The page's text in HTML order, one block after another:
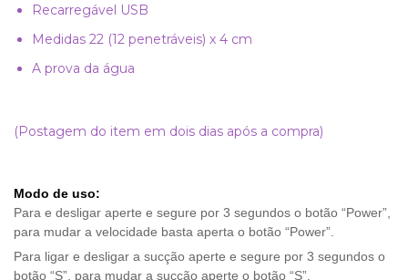
Recarregável USB
Medidas 22 (12 penetráveis) x 4 cm
A prova da água
(Postagem do item em dois dias após a compra)
Modo de uso:
Para e desligar aperte e segure por 3 segundos o botão “Power”,
para mudar a velocidade basta aperta o botão “Power”.
Para ligar e desligar a sucção aperte e segure por 3 segundos o
botão “S”, para mudar a sucção aperte o botão “S”.